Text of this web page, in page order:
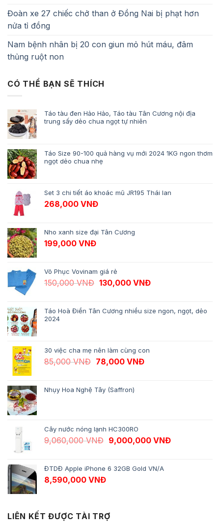
Đoàn xe 27 chiếc chở than ở Đồng Nai bị phạt hơn
nửa tỉ đồng
Nam bệnh nhân bị 20 con giun mỏ hút máu, đâm
thủng ruột non
CÓ THỂ BẠN SẼ THÍCH
Táo tàu đen Hảo Hảo, Táo tàu Tân Cương nội địa
trung sấy dẻo chua ngọt tự nhiên
Táo Size 90-100 quả hàng vụ mới 2024 1KG ngon thơm
ngọt dẻo chua nhẹ
Set 3 chi tiết áo khoác mũ JR195 Thái lan
268,000 VNĐ
Nho xanh size đại Tân Cương
199,000 VNĐ
Võ Phục Vovinam giá rẻ
150,000VNĐ Giá gốc là: 150,000 VNĐ.
130,000 VNĐGiá hiện tại là:
Táo Hoà Điền Tân Cương nhiều size ngon, ngọt, dẻo
2024
30 việc cha mẹ nên làm cùng con
85,000VNĐ Giá gốc là: 85,000 VNĐ.
78,000 VNĐGiá hiện tại là:
Nhụy Hoa Nghệ Tây (Saffron)
Cây nước nóng lạnh HC300RO
9,060,000VNĐ Giá gốc là: 9,060,000 VNĐ.
9,000,000 VNĐGiá hiện tại
ĐTDĐ Apple iPhone 6 32GB Gold VN/A
8,590,000 VNĐ
LIÊN KẾT ĐƯỢC TÀI TRỢ